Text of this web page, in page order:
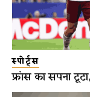
स्पोर्ट्स
फ्रांस का सपना